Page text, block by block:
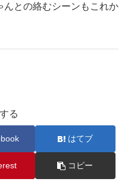
との絡むシーンもこれか
る
はてブ
コピー